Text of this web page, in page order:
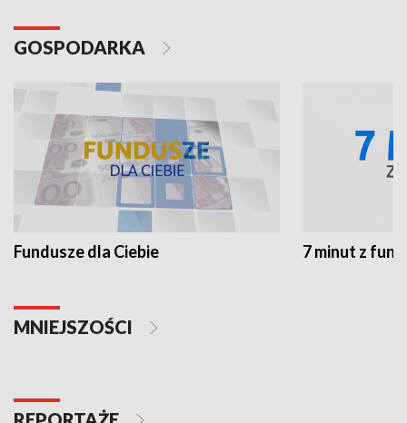
GOSPODARKA
Fundusze dla Ciebie 7 minut z
MNIEJSZOŚCI